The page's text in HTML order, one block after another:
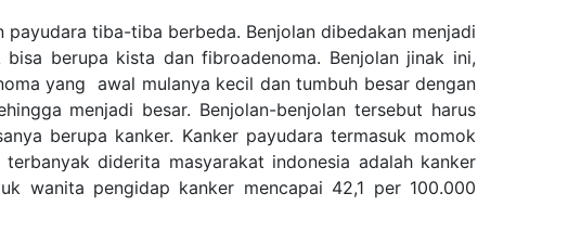
tiba-tiba berbeda. Benjolan dibedakan menjadi
bisa berupa kista danfibroadenoma. Benjolan jinak ini,
yang awal mulanya kecil dan tumbuh besar dengan
menjadi besar. Benjolan-benjolan tersebut harus
berupa kanker. Kanker payudara termasuk momok
diderita masyarakat indonesia adalah kanker
wanita pengidap kanker mencapai 42,1 per 100.000